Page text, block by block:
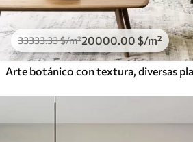
33333.33$/m²20000 .00 $/m²